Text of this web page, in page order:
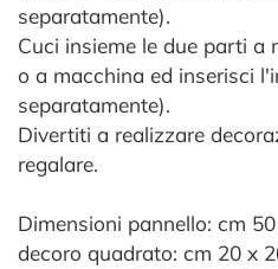
separatamente).
Cuci insieme le due parti a
o a macchina ed inserisci
separatamente).
Divertiti a realizzare
regalare.
Dimensioni pannello: cm
decoro quadrato: cm 20 x